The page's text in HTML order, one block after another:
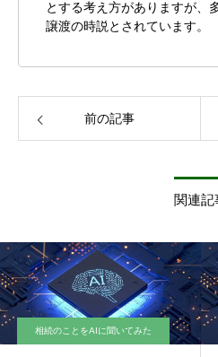
とする考え方がありますが、
譲渡の時説とされています。
前の記事
関連記
相続のことをAIに聞いてみた